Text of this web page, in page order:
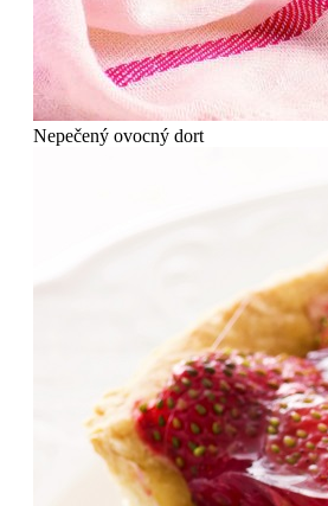
Nepečený ovocný dort